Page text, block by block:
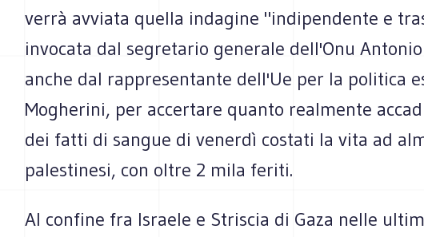
verrà avviata quella indagine "indipendente e
invocata dal segretario generale dell'Onu
anche dal rappresentante dell'Ue per la politica
Mogherini, per accertare quanto realmente
dei fatti di sangue di venerdì costati la vita ad
palestinesi, con oltre 2 mila feriti.
Al confine fra Israele e Striscia di Gaza nelle